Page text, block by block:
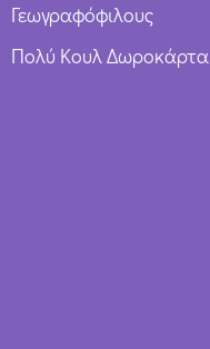
Γεωγραφόφιλους
Πολύ Κουλ Δωροκάρτα